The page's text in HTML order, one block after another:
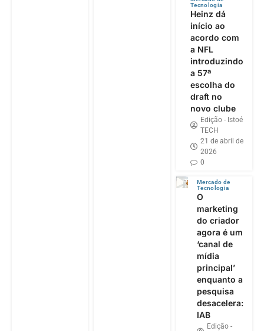
Tecnologia
Heinz dá
início ao
acordo com
a NFL
introduzindo
a 57ª
escolha do
draft no
novo clube
Edição - Istoé
TECH
21 de abril de
2026
0
Mercado de
Tecnologia
O
marketing
do criador
agora é um
‘canal de
mídia
principal’
enquanto a
pesquisa
desacelera:
IAB
Edição -